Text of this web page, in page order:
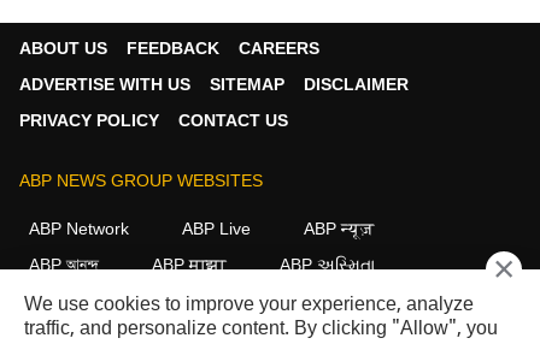
ABOUT US FEEDBACK
CAREERS
ADVERTISE WITH US
SITEMAP
DISCLAIMER
PRIVACY POLICY
CONTACT US
ABP NEWS GROUP WEBSITES
ABP Network ABP Live
ABP न्यूज़
ABP আনন্দ
ABP माझा
ABP અસ્મિતા
ABP Ganga
ABP ਸਾਂਝਾ ABP நாடு ABP దేశం
×
We use cookies to improve your experience, analyze
traffic, and personalize content. By clicking "Allow", you